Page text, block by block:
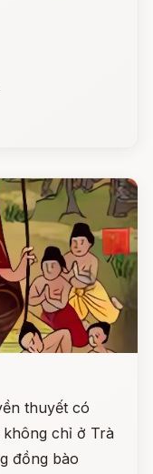
thuyết có
chỉ ở Trà
đồng bào